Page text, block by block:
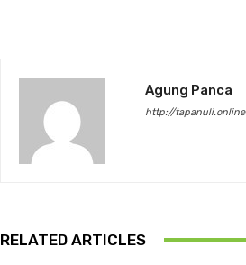
Agung Panca
http://tapanuli.online
RELATED ARTICLES